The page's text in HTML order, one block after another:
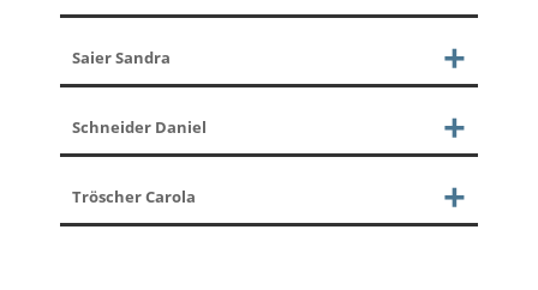
Saier Sandra
Schneider Daniel
Tröscher Carola